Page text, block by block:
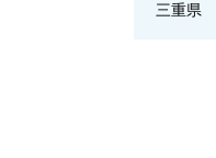
三重県